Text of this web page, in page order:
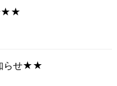
★★
らせ★★